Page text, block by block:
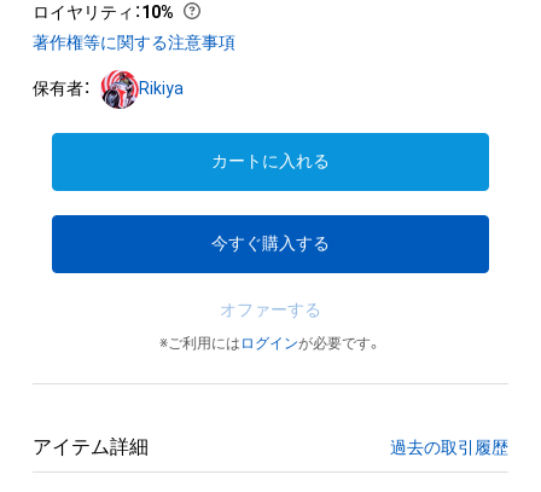
ロイヤリティ ：10%
著作権等に関する注意事項
保有者： Rikiya
カートに入れる
今すぐ購入する
オファーする
※ご利用には ログインが必要です。
アイテム詳細 過去の取引履歴